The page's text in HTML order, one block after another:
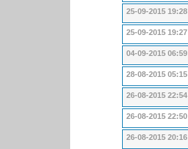
25-09-2015 19:28
25-09-2015 19:27
04-09-2015 06:59
28-08-2015 05:15
26-08-2015 22:54
26-08-2015 22:50
26-08-2015 20:16